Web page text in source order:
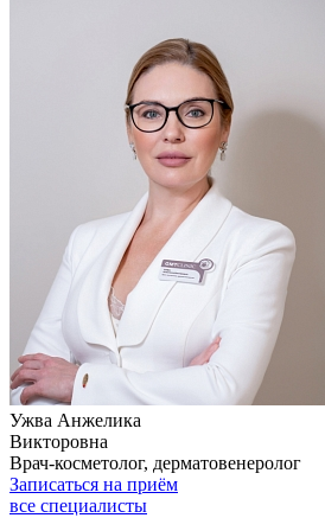
Ужва Анжелика
Викторовна
Врач-косметолог, дерматовенеролог
Записаться на приём
все специалисты